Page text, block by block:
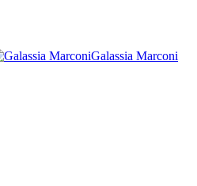
Galassia Marconi